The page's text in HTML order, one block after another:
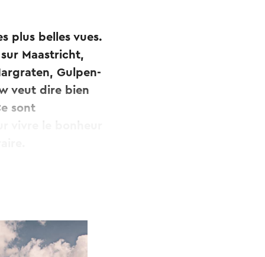
plus belles vues.
Maastricht,
Gulpen-
veut dire bien
sont
Eye of Sint-